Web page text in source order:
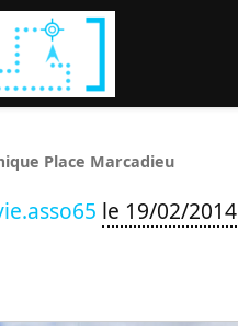
Place Marcadieu
le 19/02/2014